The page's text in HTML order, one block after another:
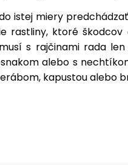
istej miery
rastliny, ktoré
s rajčinami rada
alebo s
kapustou alebo